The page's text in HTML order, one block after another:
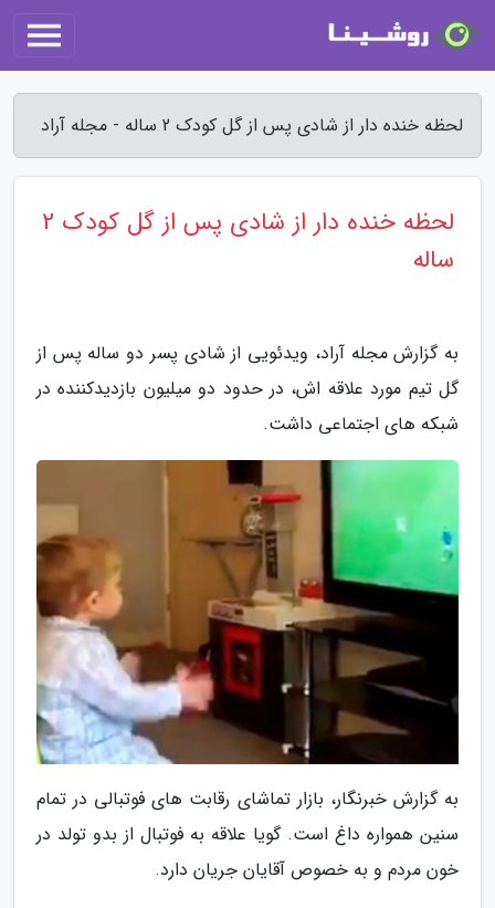
لحظه خنده دار از شادی پس از گل کودک 2 ساله - مجله آراد
لحظه خنده دار از شادی پس از گل کودک 2
ساله
به گزارش مجله آراد، ویدئویی از شادی پسر دو ساله پس از
گل تیم مورد علاقه اش، در حدود دو میلیون بازدیدکننده در
شبکه های اجتماعی داشت.
به گزارش خبرنگار، بازار تماشای رقابت های فوتبالی در تمام
سنین همواره داغ است. گویا علاقه به فوتبال از بدو تولد در
خون مردم و به خصوص آقایان جریان دارد.